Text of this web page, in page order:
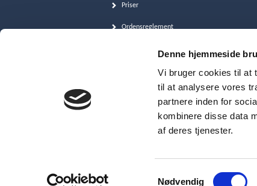
Denne hjemmeside
Vi bruger cookies til at
til at analysere vores
partnere inden for
kombinere disse data
af deres tjenester.
Samtykkevalg
Nødvendig
Priser
Ordensreglement
Cookie- og persondatapolitik (GDPR)
Bådehavnen 2